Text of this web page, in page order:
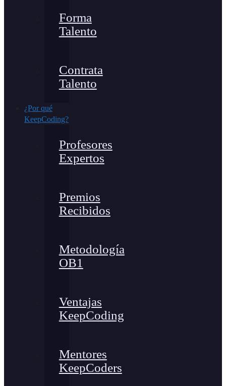
Forma
Talento
Contrata
Talento
¿Por qué
KeepCoding?
Profesores
Expertos
Premios
Recibidos
Metodología
OB1
Ventajas
KeepCoding
Mentores
KeepCoders